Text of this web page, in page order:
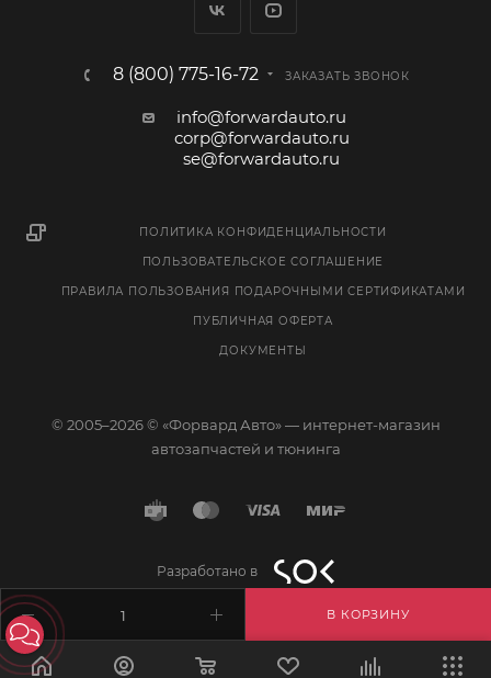
В КОРЗИНУ
8 (800) 775-16-72 ЗАКАЗАТЬ ЗВОНОК
info@forwardauto.ru
corp@forwardauto.ru
se@forwardauto.ru
ПОЛИТИКА КОНФИДЕНЦИАЛЬНОСТИ
ПОЛЬЗОВАТЕЛЬСКОЕ СОГЛАШЕНИЕ
ПРАВИЛА ПОЛЬЗОВАНИЯ ПОДАРОЧНЫМИ СЕРТИФИКАТАМИ
ПУБЛИЧНАЯ ОФЕРТА
ДОКУМЕНТЫ
© 2005–2026 © «Форвард Авто» — интернет-магазин
автозапчастей и тюнинга
Разработано в